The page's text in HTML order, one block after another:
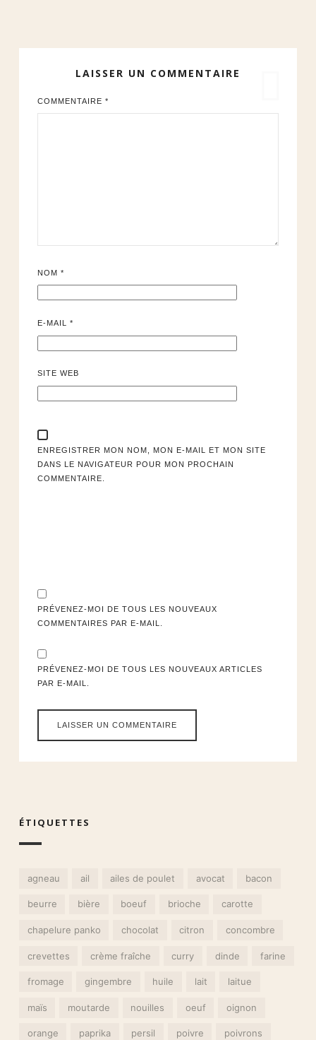
LAISSER UN COMMENTAIRE
COMMENTAIRE *
NOM *
E-MAIL *
SITE WEB
ENREGISTRER MON NOM, MON E-MAIL ET MON SITE
DANS LE NAVIGATEUR POUR MON PROCHAIN
COMMENTAIRE.
PRÉVENEZ-MOI DE TOUS LES NOUVEAUX
COMMENTAIRES PAR E-MAIL.
PRÉVENEZ-MOI DE TOUS LES NOUVEAUX ARTICLES
PAR E-MAIL.
ÉTIQUETTES
agneau ail ailes de poulet avocat bacon
beurre bière boeuf brioche carotte
chapelure panko chocolat citron concombre
crevettes crème fraîche curry dinde farine
fromage gingembre huile lait laitue
maïs moutarde nouilles oeuf oignon
orange paprika persil poivre poivrons